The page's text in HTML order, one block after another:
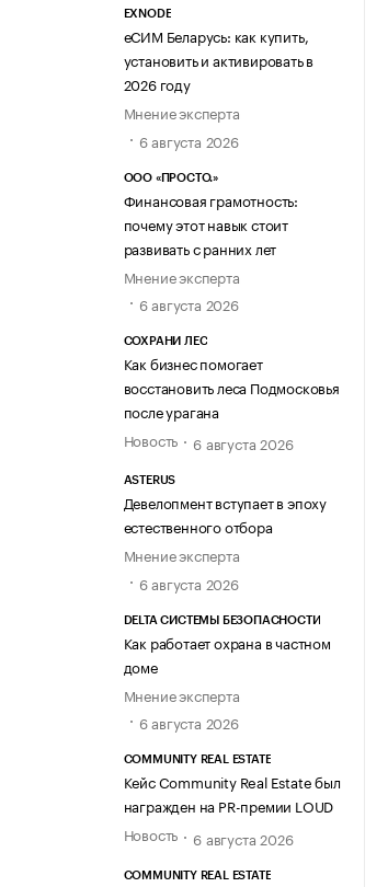
EXNODE
еСИМ Беларусь: как купить,
установить и активировать в
2026 году
Мнение эксперта
6 августа 2026
ООО «ПРОСТО.»
Финансовая грамотность:
почему этот навык стоит
развивать с ранних лет
Мнение эксперта
6 августа 2026
СОХРАНИ ЛЕС
Как бизнес помогает
восстановить леса Подмосковья
после урагана
Новость
6 августа 2026
ASTERUS
Девелопмент вступает в эпоху
естественного отбора
Мнение эксперта
6 августа 2026
DELTA СИСТЕМЫ БЕЗОПАСНОСТИ
Как работает охрана в частном
доме
Мнение эксперта
6 августа 2026
COMMUNITY REAL ESTATE
Кейс Community Real Estate был
награжден на PR-премии LOUD
Новость
6 августа 2026
COMMUNITY REAL ESTATE